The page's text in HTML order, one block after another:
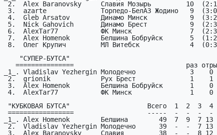
_1_. Vladislav Yezhergin Молодечно              3
_1_. Alex Homenok        Белшина        49  7  9  7